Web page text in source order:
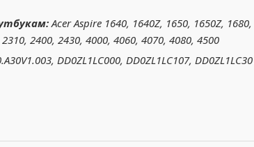
Acer Aspire 1640, 1640Z, 1650, 1650Z,
2400, 2430, 4000, 4060, 4070, 4080, 4500
DD0ZL1LC000, DD0ZL1LC107,